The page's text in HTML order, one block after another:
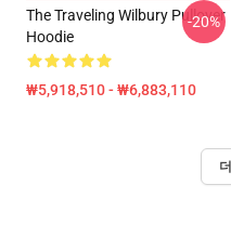
The Traveling Wilbury Pullover
Hoodie
₩5,918,510 - ₩6,883,110
-20%